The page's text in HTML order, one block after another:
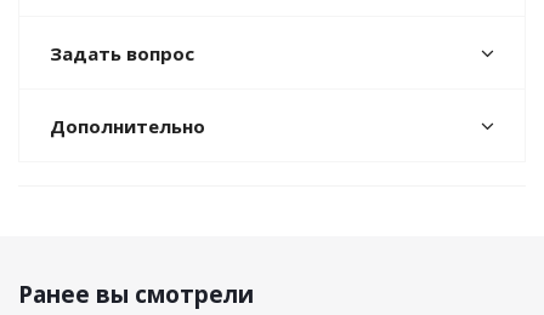
Задать вопрос
Дополнительно
Ранее вы смотрели